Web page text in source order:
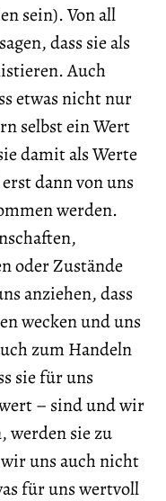
sein). Von all
dass sie als
Auch
etwas nicht nur
selbst ein Wert
damit als Werte
dann von uns
werden.
oder Zustände
anziehen, dass
wecken und uns
zum Handeln
sie für uns
– sind und wir
werden sie zu
uns auch nicht
für uns wertvoll